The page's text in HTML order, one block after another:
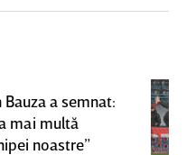
Bauza a semnat:
mai multă
noastre”